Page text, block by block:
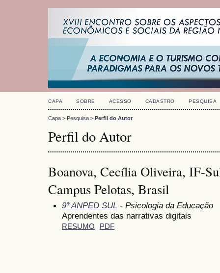
CAPA SOBRE ACESSO CADASTRO PESQUISA
Capa > Pesquisa > Perfil do Autor
Perfil do Autor
Boanova, Cecília Oliveira, IF-
Campus Pelotas, Brasil
9ª ANPED SUL - Psicologia da Educação
Aprendentes das narrativas digitais
RESUMO PDF